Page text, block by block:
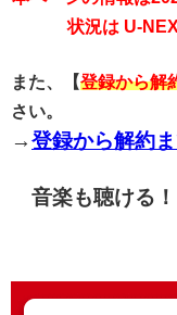
状況は U-
また、【登録から解
さい。
→ 登録から解約
音楽も聴ける